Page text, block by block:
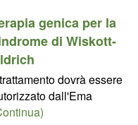
genica per la
di Wiskott-
dovrà essere
dall'Ema